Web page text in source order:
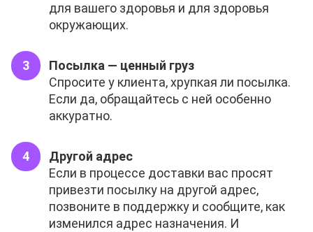
для вашего здоровья и для здоровья
окружающих.
Посылка — ценный груз
Спросите у клиента, хрупкая ли посылка.
Если да, обращайтесь с ней особенно
аккуратно.
Другой адрес
Если в процессе доставки вас просят
привезти посылку на другой адрес,
позвоните в поддержку и сообщите, как
изменился адрес назначения. И